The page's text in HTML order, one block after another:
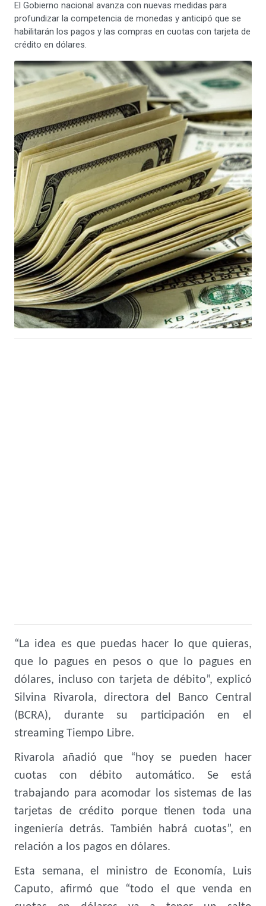
El Gobierno nacional avanza con nuevas medidas para
profundizar la competencia de monedas y anticipó que se
habilitarán los pagos y las compras en cuotas con tarjeta de
crédito en dólares.
“La idea es que puedas hacer lo que quieras,
que lo pagues en pesos o que lo pagues en
dólares, incluso con tarjeta de débito”, explicó
Silvina Rivarola, directora del Banco Central
(BCRA), durante su participación en el
streaming Tiempo Libre.
Rivarola añadió que “hoy se pueden hacer
cuotas con débito automático. Se está
trabajando para acomodar los sistemas de las
tarjetas de crédito porque tienen toda una
ingeniería detrás. También habrá cuotas”, en
relación a los pagos en dólares.
Esta semana, el ministro de Economía, Luis
Caputo, afirmó que “todo el que venda en